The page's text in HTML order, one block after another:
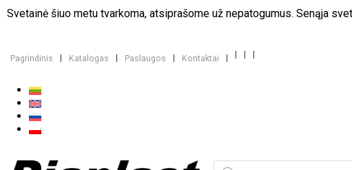
Svetainė šiuo metu tvarkoma, atsiprašome už nepatogumus. Senąja
Pagrindinis Katalogas Paslaugos Kontaktai